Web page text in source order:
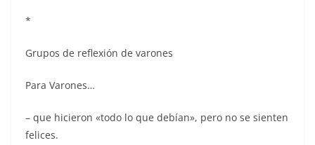
*
Grupos de reflexión de varones
Para Varones…
– que hicieron «todo lo que debían», pero no se sienten
felices.